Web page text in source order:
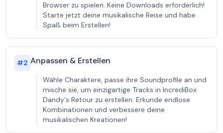
Browser zu spielen. Keine Downloads erforderlich!
Starte jetzt deine musikalische Reise und habe
Spaß beim Erstellen!
#2 Anpassen & Erstellen
Wähle Charaktere, passe ihre Soundprofile an und
mische sie, um einzigartige Tracks in IncrediBox
Dandy's Retour zu erstellen. Erkunde endlose
Kombinationen und verbessere deine
musikalischen Kreationen!